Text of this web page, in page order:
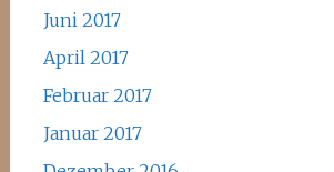
Juni 2017
April 2017
Februar 2017
Januar 2017